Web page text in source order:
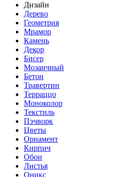
Дизайн
Дерево
Геометрия
Мрамор
Камень
Декор
Бисер
Мозаичный
Бетон
Травертин
Терраццо
Моноколор
Текстиль
Пэчворк
Цветы
Орнамент
Кирпич
Обои
Листья
Оникс